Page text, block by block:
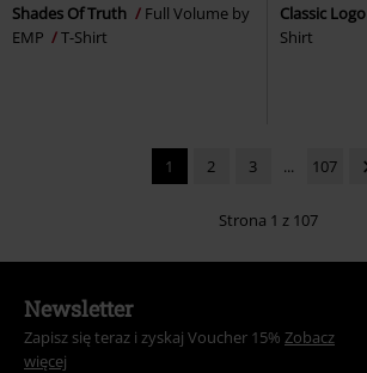
Shades Of Truth
Full Volume by
EMP
T-Shirt
Classic Logo
Shirt
1 2 3 ... 107
Strona 1 z 107
Newsletter
Zapisz się teraz i zyskaj Voucher 15% Zobacz
więcej